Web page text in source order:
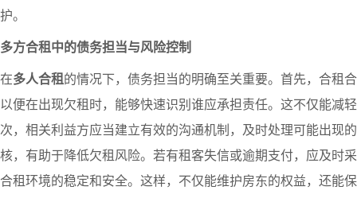
护。
多方合租中的债务担当与风险控制
在多人合租的情况下，债务担当的明确至关重要。首先，合租
以便在出现欠租时，能够快速识别谁应承担责任。这不仅能减
次，相关利益方应当建立有效的沟通机制，及时处理可能出现
核，有助于降低欠租风险。若有租客失信或逾期支付，应及时
合租环境的稳定和安全。这样，不仅能维护房东的权益，还能